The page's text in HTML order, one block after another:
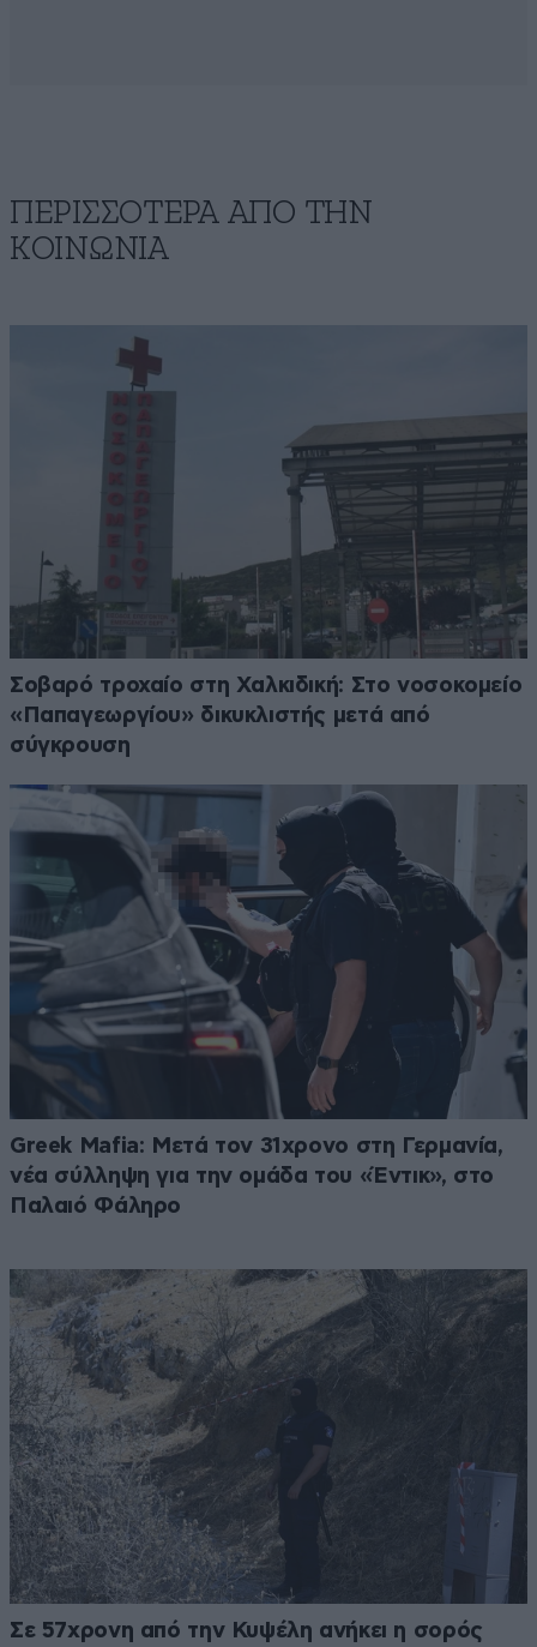
ΠΕΡΙΣΣΟΤΕΡΑ ΑΠΟ ΤΗΝ
ΚΟΙΝΩΝΙΑ
Σοβαρό τροχαίο στη Χαλκιδική: Στο νοσοκομείο
«Παπαγεωργίου» δικυκλιστής μετά από
σύγκρουση
Greek Mafia: Μετά τον 31χρονο στη Γερμανία,
νέα σύλληψη για την ομάδα του «Έντικ», στο
Παλαιό Φάληρο
Σε 57χρονη από την Κυψέλη ανήκει η σορός